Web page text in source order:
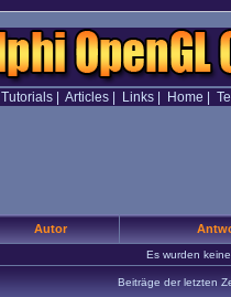
Tutorials| Articles| Links| Home
Autor
Es wurden
Beiträge der letzten